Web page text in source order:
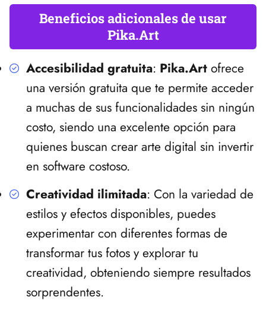
Beneficios adicionales de usar
Pika.Art
Accesibilidad gratuita: Pika.Art ofrece
una versión gratuita que te permite acceder
a muchas de sus funcionalidades sin ningún
costo, siendo una excelente opción para
quienes buscan crear arte digital sin invertir
en software costoso.
Creatividad ilimitada: Con la variedad de
estilos y efectos disponibles, puedes
experimentar con diferentes formas de
transformar tus fotos y explorar tu
creatividad, obteniendo siempre resultados
sorprendentes.